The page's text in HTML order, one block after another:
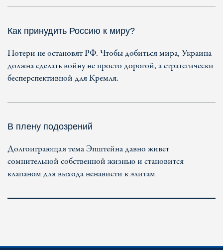
Как принудить Россию к миру?
Потери не остановят РФ. Чтобы добиться мира, Украина
должна сделать войну не просто дорогой, а стратегически
бесперспективной для Кремля.
В плену подозрений
Долгоиграющая тема Эпштейна давно живет
сомнительной собственной жизнью и становится
клапаном для выхода ненависти к элитам